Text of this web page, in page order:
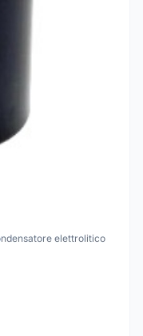
elettrolitico